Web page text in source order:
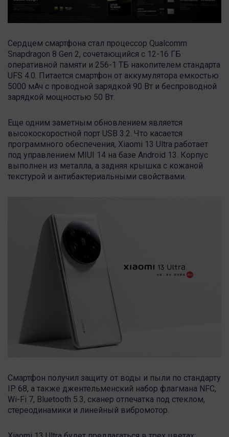
Сердцем смартфона стал процессор Qualcomm
Snapdragon 8 Gen 2, сочетающийся с 12-16 ГБ
оперативной памяти и 256-1 ТБ накопителем стандарта
UFS 4.0. Питается смартфон от аккумулятора емкостью
5000 мАч с проводной зарядкой 90 Вт и беспроводной
зарядкой мощностью 50 Вт.
Еще одним заметным обновлением является
высокоскоростной порт USB 3.2. Что касается
программного обеспечения, Xiaomi 13 Ultra работает
под управлением MIUI 14 на базе Android 13. Корпус
выполнен из металла, а задняя крышка с кожаной
текстурой и антибактериальными свойствами.
Смартфон получил защиту от воды и пыли по стандарту
IP 68, а также джентельменский набор флагмана NFC,
Wi-Fi 7, Bluetooth 5.3, сканер отпечатка под стеклом,
стереодинамики и линейный вибромотор.